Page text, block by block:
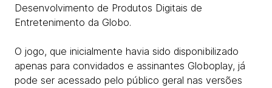
Desenvolvimento de Produtos Digitais de
Entretenimento da Globo.
O jogo, que inicialmente havia sido disponibilizado
apenas para convidados e assinantes Globoplay, já
pode ser acessado pelo público geral nas versões